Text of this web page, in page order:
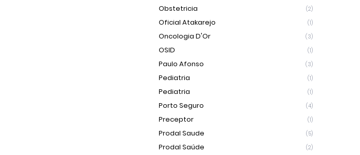
Obstetricia (2)
Oficial Atakarejo (1)
Oncologia D'Or (3)
OSID (1)
Paulo Afonso (3)
Pediatria (1)
Pediatria (1)
Porto Seguro (4)
Preceptor (1)
Prodal Saude (5)
Prodal Saúde (2)